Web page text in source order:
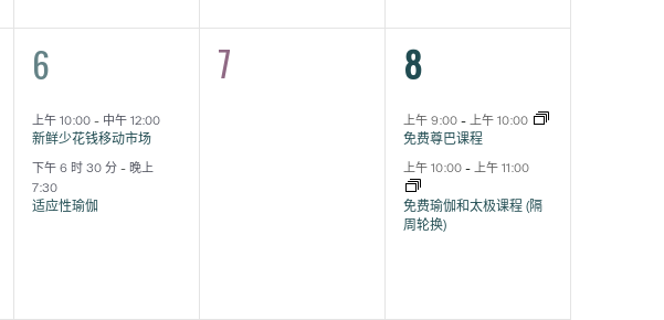
2
活
动,
6
上午 10:00- 中午 12:00
新鲜少花钱移动市场
下午 6 时 30 分-晚上
7:30
适应性瑜伽
0
7
2
活
动,
8
上午 9:00- 上午 10:00
免费尊巴课程
上午 10:00- 上午 11:00
免费瑜伽和太极课程 (隔
周轮换)